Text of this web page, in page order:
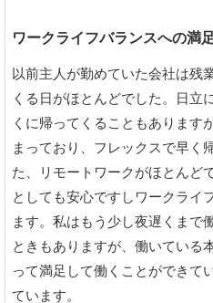
ワークライフバランスへの満
以前主人が勤めていた会社は残
くる日がほとんどでした。日立
くに帰ってくることもあります
まっており、フレックスで早く
た、リモートワークがほとんど
としても安心ですしワークライ
ます。私はもう少し夜遅くまで
ときもありますが、働いている
って満足して働くことができて
ています。